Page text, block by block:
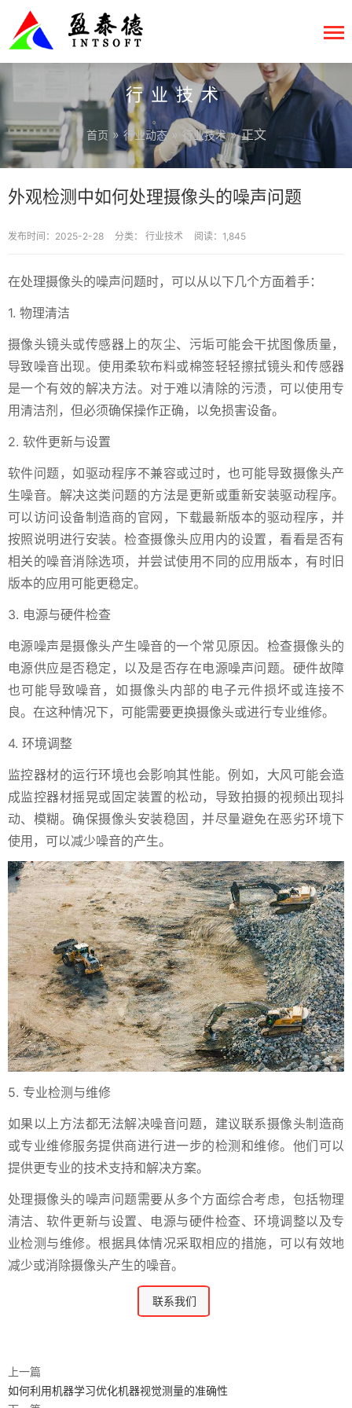
行业技术
首页 »行业动态» 行业技术» 正文
外观检测中如何处理摄像头的噪声问题
发布时间：2025-2-28 分类： 行业技术 阅读：1,845
在处理摄像头的噪声问题时，可以从以下几个方面着手：
1. 物理清洁
摄像头镜头或传感器上的灰尘、污垢可能会干扰图像质量，
导致噪音出现。使用柔软布料或棉签轻轻擦拭镜头和传感器
是一个有效的解决方法。对于难以清除的污渍，可以使用专
用清洁剂，但必须确保操作正确，以免损害设备。
2. 软件更新与设置
软件问题，如驱动程序不兼容或过时，也可能导致摄像头产
生噪音。解决这类问题的方法是更新或重新安装驱动程序。
可以访问设备制造商的官网，下载最新版本的驱动程序，并
按照说明进行安装。检查摄像头应用内的设置，看看是否有
相关的噪音消除选项，并尝试使用不同的应用版本，有时旧
版本的应用可能更稳定。
3. 电源与硬件检查
电源噪声是摄像头产生噪音的一个常见原因。检查摄像头的
电源供应是否稳定，以及是否存在电源噪声问题。硬件故障
也可能导致噪音，如摄像头内部的电子元件损坏或连接不
良。在这种情况下，可能需要更换摄像头或进行专业维修。
4. 环境调整
监控器材的运行环境也会影响其性能。例如，大风可能会造
成监控器材摇晃或固定装置的松动，导致拍摄的视频出现抖
动、模糊。确保摄像头安装稳固，并尽量避免在恶劣环境下
使用，可以减少噪音的产生。
5. 专业检测与维修
如果以上方法都无法解决噪音问题，建议联系摄像头制造商
或专业维修服务提供商进行进一步的检测和维修。他们可以
提供更专业的技术支持和解决方案。
处理摄像头的噪声问题需要从多个方面综合考虑，包括物理
清洁、软件更新与设置、电源与硬件检查、环境调整以及专
业检测与维修。根据具体情况采取相应的措施，可以有效地
减少或消除摄像头产生的噪音。
联系我们
上一篇
如何利用机器学习优化机器视觉测量的准确性